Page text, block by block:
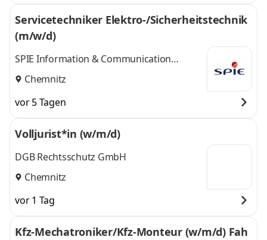
Servicetechniker Elektro-/Sicherheitstechnik
(m/w/d)
SPIE Information & Communication
Services GmbH
Chemnitz
vor 5 Tagen
Volljurist*in (w/m/d)
DGB Rechtsschutz GmbH
Chemnitz
vor 1 Tag
Kfz-Mechatroniker/Kfz-Monteur (w/m/d) Fah